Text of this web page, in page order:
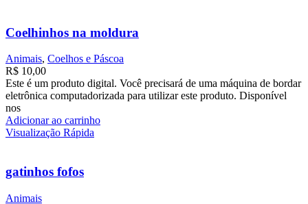
Coelhinhos na moldura
Animais, Coelhos e Páscoa
R$ 10,00
Este é um produto digital. Você precisará de uma máquina de bordar
eletrônica computadorizada para utilizar este produto. Disponível
nos
Adicionar ao carrinho
Visualização Rápida
gatinhos fofos
Animais